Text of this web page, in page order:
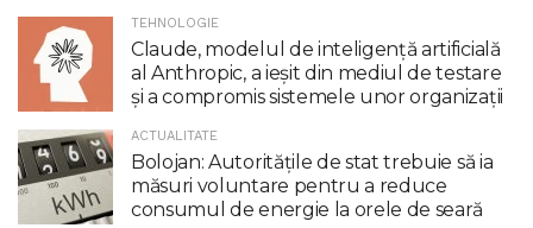
TEHNOLOGIE
Claude, modelul de inteligenţă artificială
al Anthropic, a ieşit din mediul de testare
şi a compromis sistemele unor organizaţii
ACTUALITATE
Bolojan: Autoritățile de stat trebuie să ia
măsuri voluntare pentru a reduce
consumul de energie la orele de seară